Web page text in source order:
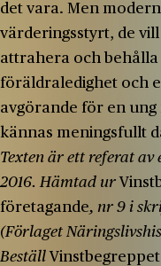
det vara. Men
värderingsstyrt, de
attrahera och
föräldraledighet och
avgörande för en
kännas meningsfullt
Texten är ett referat
2016. Hämtad ur
företagande, nr 9 i
(Förlaget
Beställ